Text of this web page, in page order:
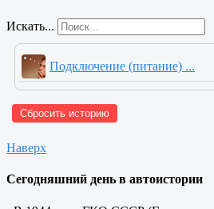
Искать...
Подключение (питание) ...
Сбросить историю
Наверх
Сегодняшний день в автоистории